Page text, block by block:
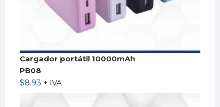
Cargador portátil 10000mAh
PB08
$8.93 + IVA